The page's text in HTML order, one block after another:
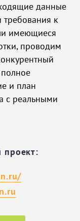
данные
требования к
имеющиеся
проводим
и план
с реальными
проект: